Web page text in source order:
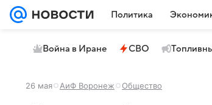
Политика
Война в Иране СВО
26 мая АиФ Воронеж Общество